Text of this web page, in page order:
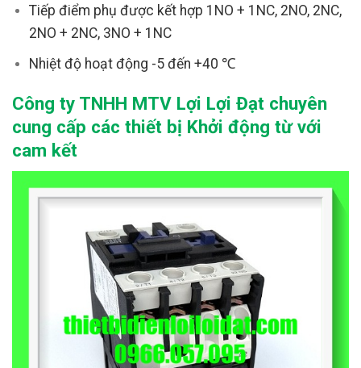
Tiếp điểm phụ được kết hợp 1NO + 1NC, 2NO, 2NC,
2NO + 2NC, 3NO + 1NC
Nhiệt độ hoạt động -5 đến +40 ℃
Công ty TNHH MTV Lợi Lợi Đạt chuyên
cung cấp các thiết bị Khởi động từ với
cam kết